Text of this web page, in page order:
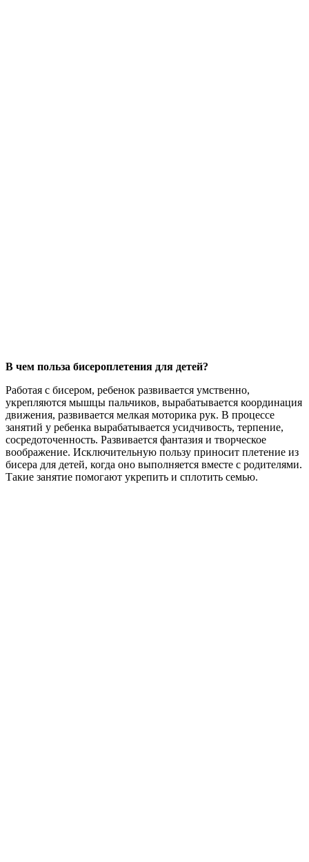
В чем польза бисероплетения для детей?
Работая с бисером, ребенок развивается умственно,
укрепляются мышцы пальчиков, вырабатывается координация
движения, развивается мелкая моторика рук. В процессе
занятий у ребенка вырабатывается усидчивость, терпение,
сосредоточенность. Развивается фантазия и творческое
воображение. Исключительную пользу приносит плетение из
бисера для детей, когда оно выполняется вместе с родителями.
Такие занятие помогают укрепить и сплотить семью.